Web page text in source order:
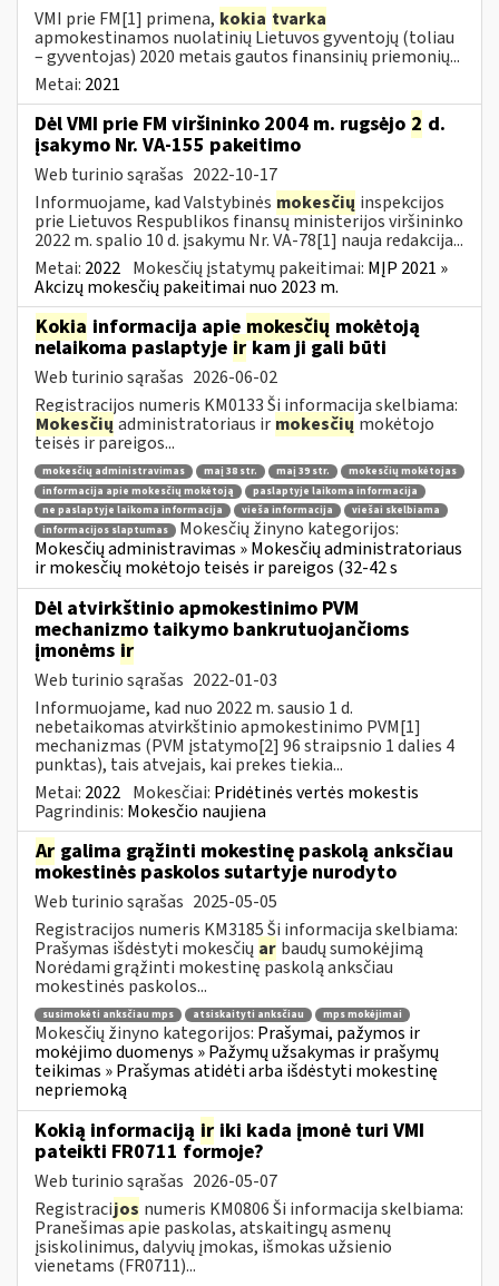
VMI prie FM[1] primena, kokia tvarka
apmokestinamos nuolatinių Lietuvos gyventojų (toliau
– gyventojas) 2020 metais gautos finansinių priemonių...
Metai: 2021
Dėl VMI prie FM viršininko 2004 m. rugsėjo 2 d.
įsakymo Nr. VA-155 pakeitimo
Web turinio sąrašas 2022-10-17
Informuojame, kad Valstybinės mokesčių inspekcijos
prie Lietuvos Respublikos finansų ministerijos viršininko
2022 m. spalio 10 d. įsakymu Nr. VA-78[1] nauja redakcija...
Metai: 2022 Mokesčių įstatymų pakeitimai: MĮP 2021 »
Akcizų mokesčių pakeitimai nuo 2023 m.
Kokia informacija apie mokesčių mokėtoją
nelaikoma paslaptyje irkam ji gali būti
Web turinio sąrašas 2026-06-02
Registracijos numeris KM0133 Ši informacija skelbiama:
Mokesčių administratoriaus ir mokesčių mokėtojo
teisės ir pareigos...
mokesčių administravimas maį 38 str. maį 39 str.
mokesčių mokėtojas
informacija apie mokesčių mokėtoją
paslaptyje laikoma informacija
ne paslaptyje laikoma informacija
vieša informacija
viešai skelbiama
informacijos slaptumas
Mokesčių žinyno kategorijos:
Mokesčių administravimas » Mokesčių administratoriaus
ir mokesčių mokėtojo teisės ir pareigos (32-42 s
Dėl atvirkštinio apmokestinimo PVM
mechanizmo taikymo bankrutuojančioms
įmonėms ir
Web turinio sąrašas 2022-01-03
Informuojame, kad nuo 2022 m. sausio 1 d.
nebetaikomas atvirkštinio apmokestinimo PVM[1]
mechanizmas (PVM įstatymo[2] 96 straipsnio 1 dalies 4
punktas), tais atvejais, kai prekes tiekia...
Metai: 2022 Mokesčiai: Pridėtinės vertės mokestis
Pagrindinis: Mokesčio naujiena
Ar galima grąžinti mokestinę paskolą anksčiau
mokestinės paskolos sutartyje nurodyto
Web turinio sąrašas 2025-05-05
Registracijos numeris KM3185 Ši informacija skelbiama:
Prašymas išdėstyti mokesčių ar baudų sumokėjimą
Norėdami grąžinti mokestinę paskolą anksčiau
mokestinės paskolos...
susimokėti anksčiau mps atsiskaityti anksčiau mps mokėjimai
Mokesčių žinyno kategorijos: Prašymai, pažymos ir
mokėjimo duomenys » Pažymų užsakymas ir prašymų
teikimas » Prašymas atidėti arba išdėstyti mokestinę
nepriemoką
Kokią informaciją ir iki kada įmonė turi VMI
pateikti FR0711 formoje?
Web turinio sąrašas 2026-05-07
Registracijos numeris KM0806 Ši informacija skelbiama:
Pranešimas apie paskolas, atskaitingų asmenų
įsiskolinimus, dalyvių įmokas, išmokas užsienio
vienetams (FR0711)...